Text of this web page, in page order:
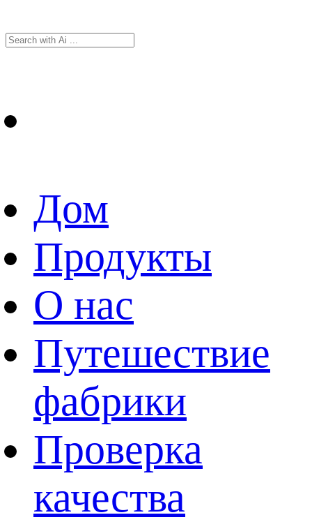
Дом
Продукты
О нас
Путешествие
фабрики
Проверка
качества